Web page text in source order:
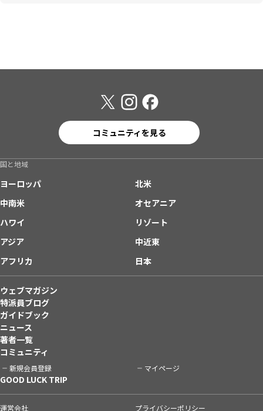
コミュニティを見る
国と地域
ヨーロッパ
北米
中南米
オセアニア
ハワイ
リゾート
アジア
中近東
アフリカ
日本
ウェブマガジン
特派員ブログ
ガイドブック
ニュース
著者一覧
コミュニティ
新規会員登録 マイページ
GOOD LUCK TRIP
運営会社 プライバシーポリシー